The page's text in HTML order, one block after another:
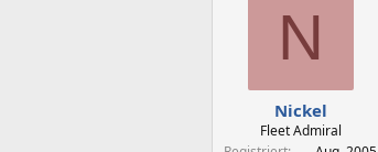
N
Nickel
Fleet Admiral